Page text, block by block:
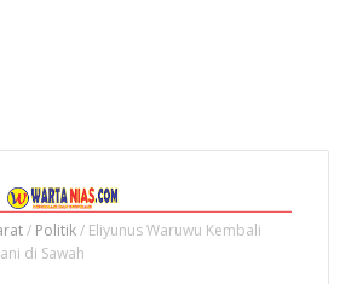
/ Politik/ Eliyunus Waruwu Kembali
di Sawah